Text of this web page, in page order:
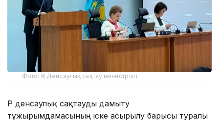
Фото: ҚР Денсаулық сақтау министрлігі
ҚР денсаулық сақтауды дамыту
тұжырымдамасының іске асырылу барысы туралы